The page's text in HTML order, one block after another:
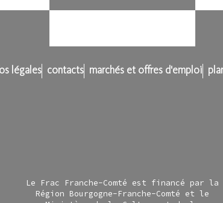
légales contacts marchés et offres d'emploi
Le Frac Franche-Comté est financé par la
Région Bourgogne-Franche-Comté et le